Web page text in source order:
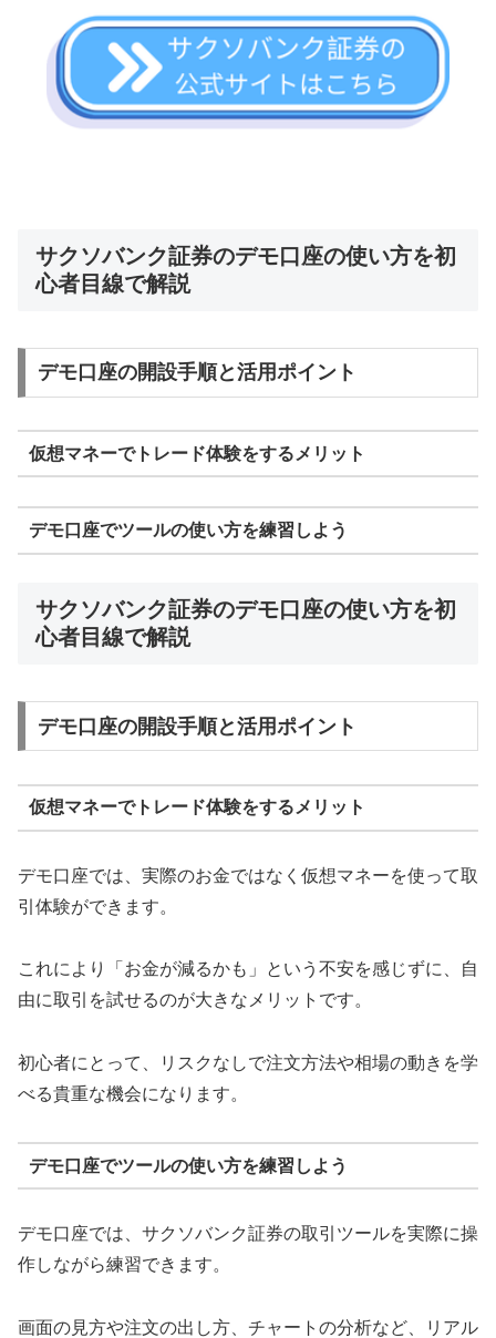
サクソバンク証券のデモ口座の使い方を初
心者目線で解説
デモ口座の開設手順と活用ポイント
仮想マネーでトレード体験をするメリット
デモ口座でツールの使い方を練習しよう
サクソバンク証券のデモ口座の使い方を初
心者目線で解説
デモ口座の開設手順と活用ポイント
仮想マネーでトレード体験をするメリット
デモ口座では、実際のお金ではなく仮想マネーを使って取
引体験ができます。
これにより「お金が減るかも」という不安を感じずに、自
由に取引を試せるのが大きなメリットです。
初心者にとって、リスクなしで注文方法や相場の動きを学
べる貴重な機会になります。
デモ口座でツールの使い方を練習しよう
デモ口座では、サクソバンク証券の取引ツールを実際に操
作しながら練習できます。
画面の見方や注文の出し方、チャートの分析など、リアル